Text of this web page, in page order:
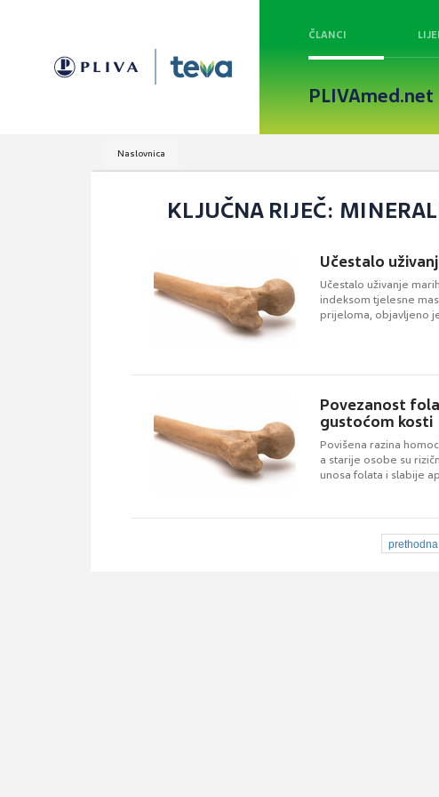
ČLANCI
PLIVAmed.net
Naslovnica
KLJUČNA RIJEČ:
Učestalo
Učestalo uživanje
indeksom tjelesne
prijeloma, objavljeno
Povezanost
gustoćom kosti
Povišena razina
a starije osobe su
unosa folata i slabije
prethodna